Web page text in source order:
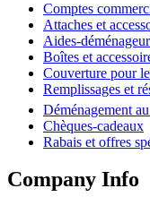
Comptes
Attaches et
Aides-
Boîtes et
Couverture pour
Remplissages et
Déménagement
Chèques-cadeaux
Rabais et offres
Company Info